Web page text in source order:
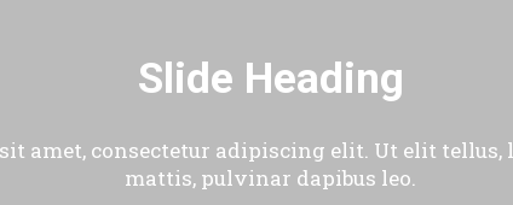
Slide Heading
amet, consectetur adipiscing elit. Ut elit tellus,
mattis, pulvinar dapibus leo.